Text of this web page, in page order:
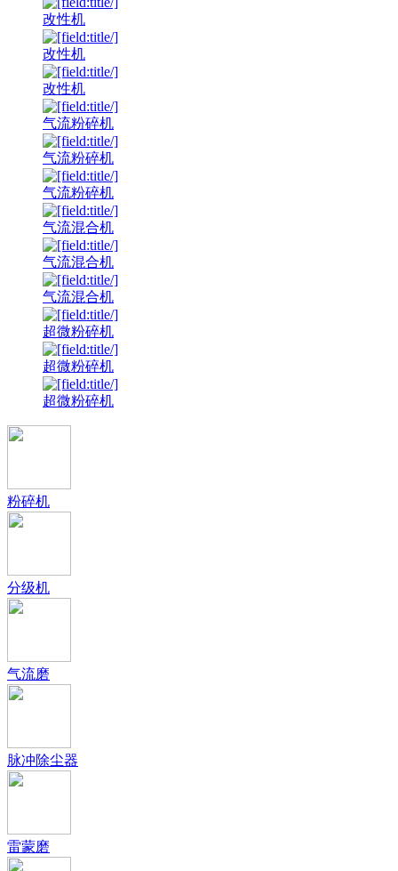
改性机
改性机
改性机
气流粉碎机
气流粉碎机
气流粉碎机
气流混合机
气流混合机
气流混合机
超微粉碎机
超微粉碎机
超微粉碎机
粉碎机
分级机
气流磨
脉冲除尘器
雷蒙磨